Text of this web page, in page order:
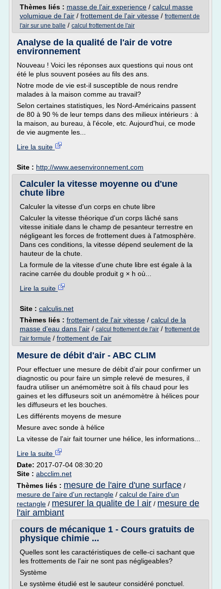
Thèmes liés : masse de l'air experience / calcul masse
volumique de l'air / frottement de l'air vitesse / frottement de
l'air sur une balle / calcul frottement de l'air
Analyse de la qualité de l'air de votre
environnement
Nouveau ! Voici les réponses aux questions qui nous ont
été le plus souvent posées au fils des ans.
Notre mode de vie est-il susceptible de nous rendre
malades à la maison comme au travail?
Selon certaines statistiques, les Nord-Américains passent
de 80 à 90 % de leur temps dans des milieux intérieurs : à
la maison, au bureau, à l'école, etc. Aujourd'hui, ce mode
de vie augmente les...
Lire la suite
Site : http://www.aesenvironnement.com
Calculer la vitesse moyenne ou d'une
chute libre
Calculer la vitesse d'un corps en chute libre
Calculer la vitesse théorique d'un corps lâché sans
vitesse initiale dans le champ de pesanteur terrestre en
négligeant les forces de frottement dues à l'atmosphère.
Dans ces conditions, la vitesse dépend seulement de la
hauteur de la chute.
La formule de la vitesse d'une chute libre est égale à la
racine carrée du double produit g × h où...
Lire la suite
Site : calculis.net
Thèmes liés : frottement de l'air vitesse / calcul de la
masse d'eau dans l'air / calcul frottement de l'air / frottement de
l'air formule / frottement de l'air
Mesure de débit d'air - ABC CLIM
Pour effectuer une mesure de débit d'air pour confirmer un
diagnostic ou pour faire un simple relevé de mesures, il
faudra utiliser un anémomètre soit à fils chaud pour les
gaines et les diffuseurs soit un anémomètre à hélices pour
les diffuseurs et les bouches.
Les différents moyens de mesure
Mesure avec sonde à hélice
La vitesse de l'air fait tourner une hélice, les informations...
Lire la suite
Date: 2017-07-04 08:30:20
Site : abcclim.net
Thèmes liés : mesure de l'aire d'une surface /
mesure de l'aire d'un rectangle / calcul de l'aire d'un
rectangle / mesurer la qualite de l air / mesure de
l'air ambiant
cours de mécanique 1 - Cours gratuits de
physique chimie ...
Quelles sont les caractéristiques de celle-ci sachant que
les frottements de l'air ne sont pas négligeables?
Système
Le système étudié est le sauteur considéré ponctuel.